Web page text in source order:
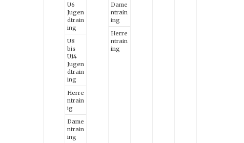
U6
Jugen
dtrain
ing
U8
bis
U14
Jugen
dtrain
ing
Herre
ntrain
ig
Dame
ntrain
ing
Dame
ntrain
ing
Herre
ntrain
ing